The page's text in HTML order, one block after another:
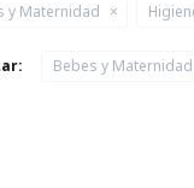
y Maternidad
Bebes y Maternidad